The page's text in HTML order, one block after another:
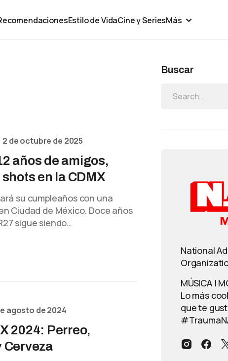
Estilo de VidaCine y SeriesMás
2 de octubre de 2025
años de amigos,
en la CDMX
su cumpleaños con una
Ciudad de México. Doce años
sigue siendo…
agosto de 2024
2024: Perreo,
Cerveza
Buscar
National
MÚSICA |
Lo más
que te